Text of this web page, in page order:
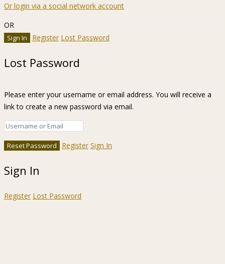
Or login via a social network account
OR
Register Lost Password
Lost Password
Please enter your username or email address. You will receive a
link to create a new password via email.
Register Sign In
Sign In
Register Lost Password